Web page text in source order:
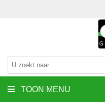
TOON MENU